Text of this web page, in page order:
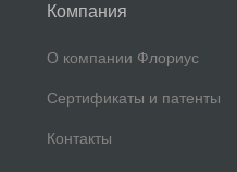
Компания
О компании Флориус
Сертификаты и патенты
Контакты